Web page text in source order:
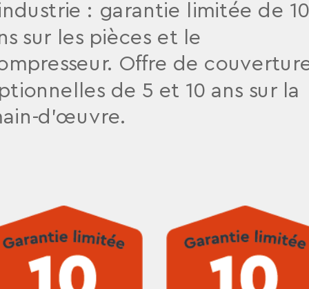
Les détaillants Moovair
sont supportés par Le
Groupe Master, le plus
important distributeur
Au cours de ses 70 ans
d’existence, Le Groupe
Master s’est toujours
: garantie limitée de 10
sur les pièces et le
Offre de
de 5 et 10 ans sur la
d’œuvre.